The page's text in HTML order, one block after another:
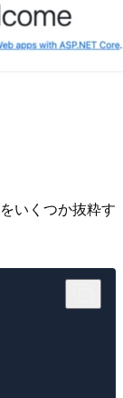
いくつか抜粋す